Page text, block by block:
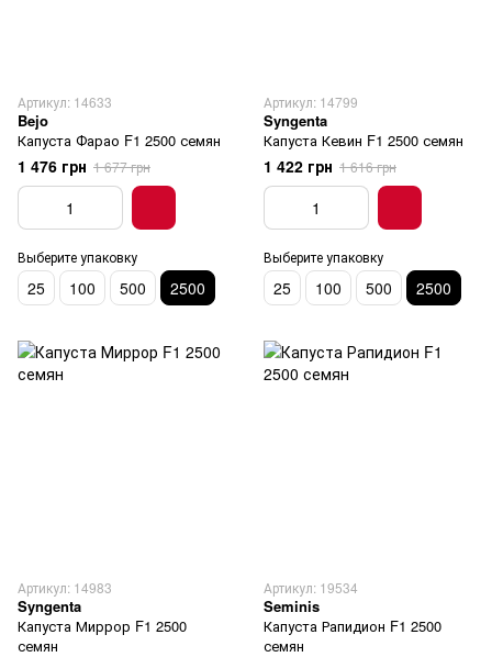
Артикул: 14633
Bejo
Капуста Фарао F1 2500 семян
1 476 грн 1 677 грн
Выберите упаковку
25 100 500 2500
Артикул: 14799
Syngenta
Капуста Кевин F1 2500 семян
1 422 грн 1 616 грн
Выберите упаковку
25 100 500 2500
Артикул: 14983
Syngenta
Капуста Миррор F1 2500
семян
Артикул: 19534
Seminis
Капуста Рапидион F1 2500
семян